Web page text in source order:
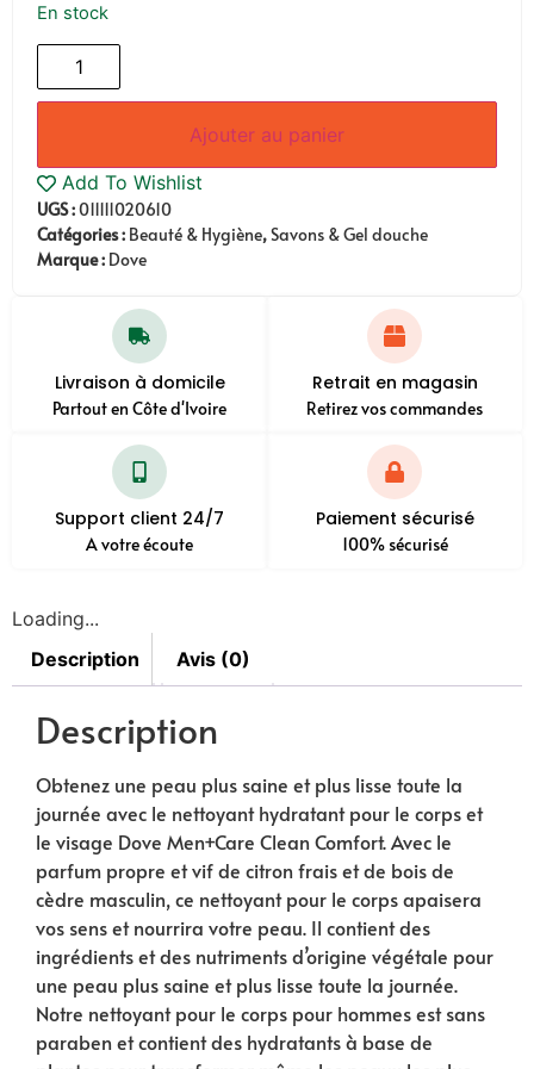
En stock
Ajouter au panier
Add To Wishlist
UGS :011111020610
Catégories : Beauté & Hygiène,Savons & Gel douche
Marque : Dove
Livraison à domicile
Partout en Côte d'Ivoire
Retrait en magasin
Retirez vos commandes
Support client 24/7
A votre écoute
Paiement sécurisé
100% sécurisé
Loading...
Description
Avis (0)
Description
Obtenez une peau plus saine et plus lisse toute la
journée avec le nettoyant hydratant pour le corps et
le visage Dove Men+Care Clean Comfort. Avec le
parfum propre et vif de citron frais et de bois de
cèdre masculin, ce nettoyant pour le corps apaisera
vos sens et nourrira votre peau. Il contient des
ingrédients et des nutriments d’origine végétale pour
une peau plus saine et plus lisse toute la journée.
Notre nettoyant pour le corps pour hommes est sans
paraben et contient des hydratants à base de